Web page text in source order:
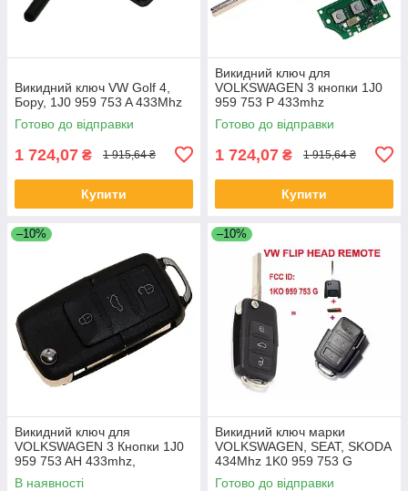
Викидний ключ VW Golf 4,
Бору, 1J0 959 753 A 433Mhz
Готово до відправки
1 724,07 ₴ 1 915,64 ₴
Купити
Викидний ключ для
VOLKSWAGEN 3 кнопки 1J0
959 753 P 433mhz
Готово до відправки
1 724,07 ₴ 1 915,64 ₴
Купити
–10%
Викидний ключ для
VOLKSWAGEN 3 Кнопки 1J0
959 753 AH 433mhz,
В наявності
–10%
Викидний ключ марки
VOLKSWAGEN, SEAT, SKODA
434Mhz 1K0 959 753 G
Готово до відправки